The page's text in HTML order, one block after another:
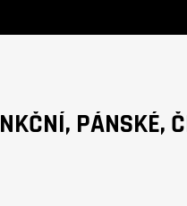
PÁNSKÉ,